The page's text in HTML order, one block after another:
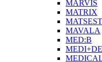
MARVIS
MATRIX
MAVALA
MED:B